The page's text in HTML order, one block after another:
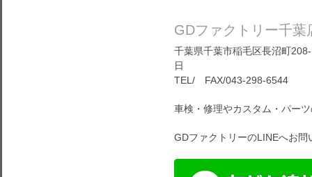
GDファクトリー千葉
千葉県千葉市稲毛区長沼町
日
TEL/ FAX/043-298-6544
車検・修理やカスタム・パー
GDファクトリーのLINEへお問